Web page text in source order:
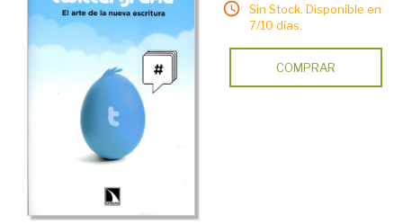
Sin Stock. Disponible en
7/10 días.
COMPRAR